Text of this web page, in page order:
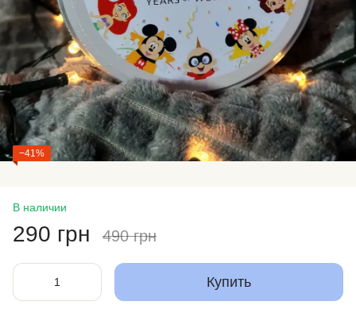
−41%
В наличии
290 грн 490 грн
Купить